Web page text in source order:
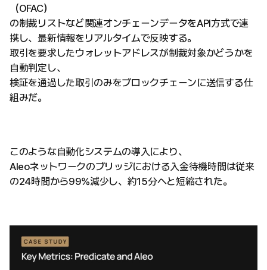
（OFAC）
の制裁リストなど関連オンチェーンデータをAPI方式で連
携し、最新情報をリアルタイムで反映する。
取引を要求したウォレットアドレスが制裁対象かどうかを
自動判定し、
検証を通過した取引のみをブロックチェーンに送信する仕
組みだ。
このような自動化システムの導入により、
Aleoネットワークのブリッジにおける入金待機時間は従来
の24時間から99%減少し、約15分へと短縮された。